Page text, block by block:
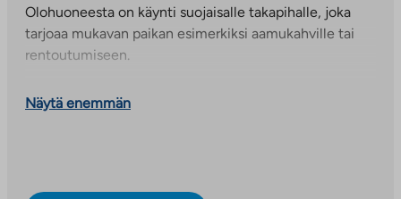
Olohuoneesta on käynti suojaisalle takapihalle, joka
tarjoaa mukavan paikan esimerkiksi aamukahville tai
rentoutumiseen.
vaatehuone sekä pesutilat ja oma sauna. Toisen
Kuvista poiketen asunnossa on vaalea harmahtava
Näytä enemmän